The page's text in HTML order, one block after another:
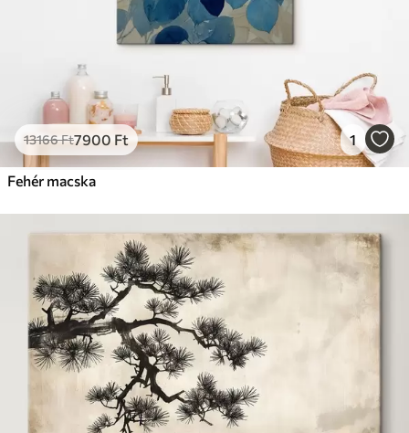
13166Ft7900 Ft 1
Fehér macska